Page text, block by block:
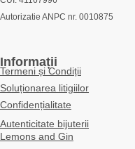
Autorizatie ANPC nr. 0010875
Informații
Termeni și Condiții
Soluționarea litigiilor
Confidențialitate
Autenticitate bijuterii
Lemons and Gin